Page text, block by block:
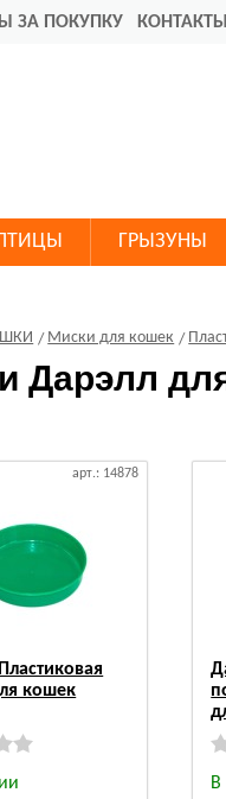
ЗА ПОКУПКУ КОНТАКТЫ
ГРЫЗУНЫ
Миски для кошек
Дарэлл
арт.: 14878
кошек
В